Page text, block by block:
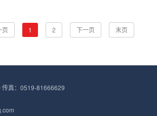
页 1 2 下一页 末页
真：0519-81666629